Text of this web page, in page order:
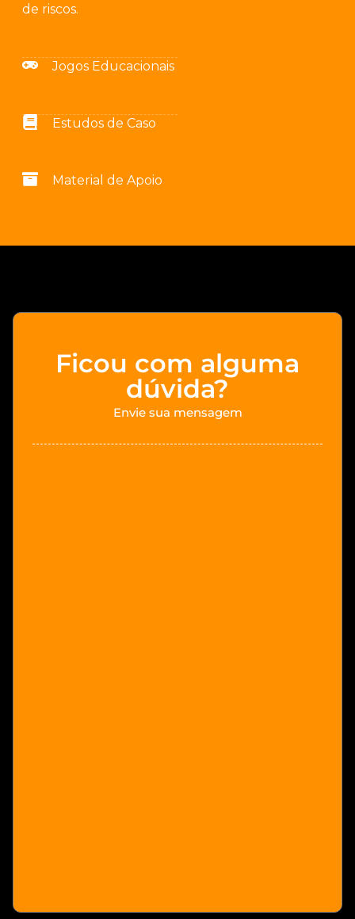
de riscos.
Jogos Educacionais
Estudos de Caso
Material de Apoio
Ficou com alguma
dúvida?
Envie sua mensagem